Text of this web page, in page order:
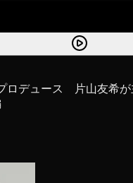
ロデュース 片山友希